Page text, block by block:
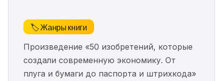
🏷️ Жанры книги
Произведение «50 изобретений, которые
создали современную экономику. От
плуга и бумаги до паспорта и штрихкода»